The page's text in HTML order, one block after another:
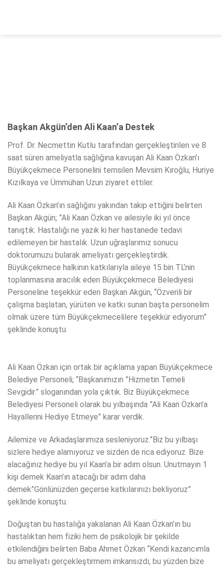
Başkan Akgün’den Ali Kaan’a Destek
Prof. Dr. Necmettin Kutlu tarafından gerçekleştirilen ve 8
saat süren ameliyatla sağlığına kavuşan Ali Kaan Özkan’ı
Büyükçekmece Personelini temsilen Mevsim Kıroğlu, Huriye
Kızılkaya ve Ümmühan Uzun ziyaret ettiler.
Ali Kaan Özkan’ın sağlığını yakından takip ettiğini belirten
Başkan Akgün; ”Ali Kaan Özkan ve ailesiyle iki yıl önce
tanıştık. Hastalığı ne yazık ki her hastanede tedavi
edilemeyen bir hastalık. Uzun uğraşlarımız sonucu
doktorumuzu bularak ameliyatı gerçekleştirdik.
Büyükçekmece halkının katkılarıyla aileye 15 bin TL’nin
toplanmasına aracılık eden Büyükçekmece Belediyesi
Personeline teşekkür eden Başkan Akgün, “Özverili bir
çalışma başlatan, yürüten ve katkı sunan başta personelim
olmak üzere tüm Büyükçekmecelilere teşekkür ediyorum”
şeklinde konuştu.
Ali Kaan Özkan için ortak bir açıklama yapan Büyükçekmece
Belediye Personeli; “Başkanımızın ”Hizmetin Temeli
Sevgidir.” sloganından yola çıktık. Biz Büyükçekmece
Belediyesi Personeli olarak bu yılbaşında ”Ali Kaan Özkan’a
Hayallerini Hediye Etmeye” karar verdik.
Ailemize ve Arkadaşlarımıza sesleniyoruz.”Biz bu yılbaşı
sizlere hediye alamıyoruz ve sizden de rica ediyoruz. Bize
alacağınız hediye bu yıl Kaan’a bir adım olsun. Unutmayın 1
kişi demek Kaan’ın atacağı bir adım daha
demek”Gönlünüzden geçerse katkılarınızı bekliyoruz”
şeklinde konuştu.
Doğuştan bu hastalığa yakalanan Ali Kaan Özkan’ın bu
hastalıktan hem fiziki hem de psikolojik bir şekilde
etkilendiğini belirten Baba Ahmet Özkan “Kendi kazancımla
bu ameliyatı gerçekleştirmem imkansızdı, bu yüzden bize